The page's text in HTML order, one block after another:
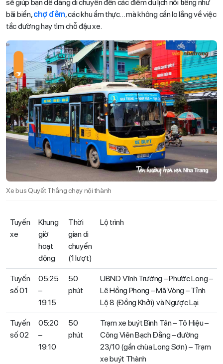
sẽ giúp bạn dễ dàng di chuyển đến các điểm du lịch nổi tiếng như
bãi biển,chợ đêm, các khu ẩm thực… mà không cần lo lắng về việc
tắc đường hay tìm chỗ đậu xe.
Xe bus Quyết Thắng chạy nội thành
Tuyến
xe
Khung
giờ
hoạt
động
Thời
gian di
chuyển
(1 lượt)
Lộ trình
Tuyến
số 01
05:25
–
19:15
50
phút
UBND Vĩnh Trường – Phước Long –
Lê Hồng Phong – Mã Vòng – Tỉnh
Lộ 8 (Đồng Khởi) và Ngược Lại.
Tuyến
số 02
05:20
–
19:10
50
phút
Trạm xe buýt Bình Tân – Tô Hiệu –
Công Viên Bạch Đằng – đường
23/10 (gần chùa Long Sơn) – Trạm
xe buýt Thành